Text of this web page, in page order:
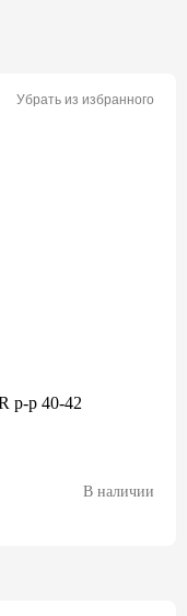
Убрать из избранного
р-р 40-42
В наличии